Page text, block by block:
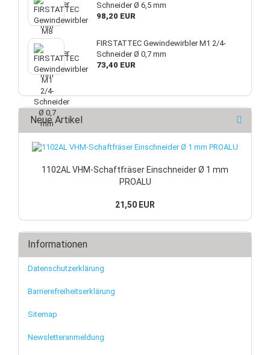
Schneider Ø 6,5 mm
98,20 EUR
FIRSTATTEC Gewindewirbler M1 2/4-
Schneider Ø 0,7 mm
73,40 EUR
Neue Artikel
1102AL VHM-Schaftfräser Einschneider Ø 1 mm
PROALU
21,50 EUR
Informationen
Datenschutzerklärung
Barrierefreiheitserklärung
Sitemap
Newsletteranmeldung